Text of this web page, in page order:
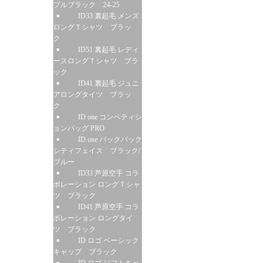
プルブラック 24-25
ID33 裏起毛 メンズ
ロングＴシャツ ブラッ
ク
ID51 裏起毛 レディ
ースロングＴシャツ ブラ
ック
ID41 裏起毛 ジュニ
アロングタイツ ブラッ
ク
ID one コンペティシ
ョンバッグ PRO
ID one バックパック
シティフェイス ブラック/
ブルー
ID33 芦原空手 コラ
ボレーション ロングＴシャ
ツ ブラック
ID41 芦原空手 コラ
ボレーション ロングタイ
ツ ブラック
ID ロゴ ベーシック
キャップ ブラック